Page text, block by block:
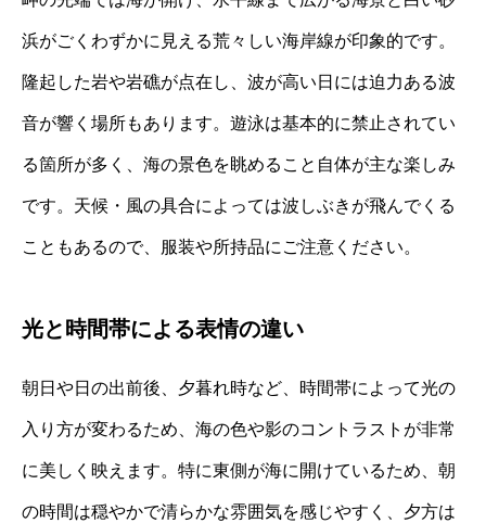
浜がごくわずかに見える荒々しい海岸線が印象的です。
隆起した岩や岩礁が点在し、波が高い日には迫力ある波
音が響く場所もあります。遊泳は基本的に禁止されてい
る箇所が多く、海の景色を眺めること自体が主な楽しみ
です。天候・風の具合によっては波しぶきが飛んでくる
こともあるので、服装や所持品にご注意ください。
光と時間帯による表情の違い
朝日や日の出前後、夕暮れ時など、時間帯によって光の
入り方が変わるため、海の色や影のコントラストが非常
に美しく映えます。特に東側が海に開けているため、朝
の時間は穏やかで清らかな雰囲気を感じやすく、夕方は